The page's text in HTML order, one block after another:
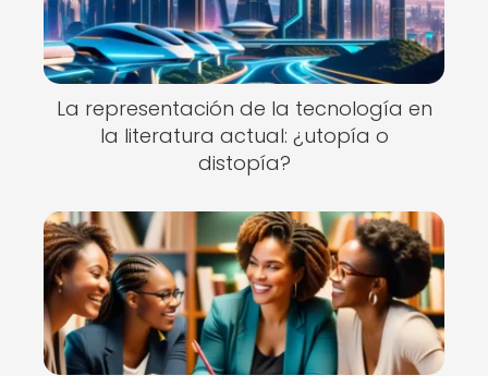
La representación de la tecnología en
la literatura actual: ¿utopía o
distopía?